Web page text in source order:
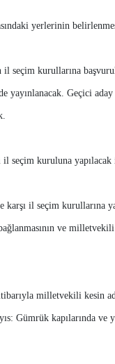
yerlerinin
il seçim kurullarına
yayınlanacak. Geçici
seçim kuruluna yapılacak
il seçim kurullarına
ve
milletvekili kesin
Gümrük kapılarında